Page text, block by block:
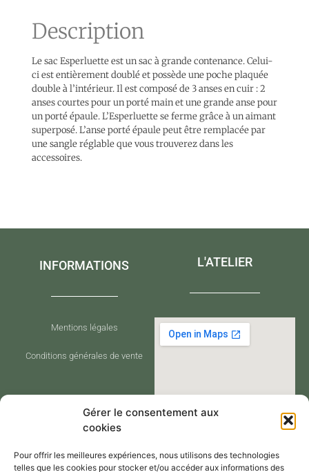
Gérer le consentement aux
cookies
Pour offrir les meilleures expériences, nous utilisons des technologies
telles que les cookies pour stocker et/ou accéder aux informations des
Description
Le sac Esperluette est un sac à grande contenance. Celui-
ci est entièrement doublé et possède une poche plaquée
double à l’intérieur. Il est composé de 3 anses en cuir : 2
anses courtes pour un porté main et une grande anse pour
un porté épaule. L’Esperluette se ferme grâce à un aimant
superposé. L’anse porté épaule peut être remplacée par
une sangle réglable que vous trouverez dans les
accessoires.
INFORMATIONS
Mentions légales
Conditions générales de vente
L'ATELIER